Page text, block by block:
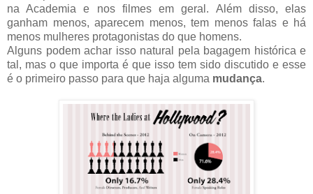
na Academia e nos filmes em geral. Além disso, elas
ganham menos, aparecem menos, tem menos falas e há
menos mulheres protagonistas do que homens.
Alguns podem achar isso natural pela bagagem histórica e
tal, mas o que importa é que isso tem sido discutido e esse
é o primeiro passo para que haja alguma mudança.